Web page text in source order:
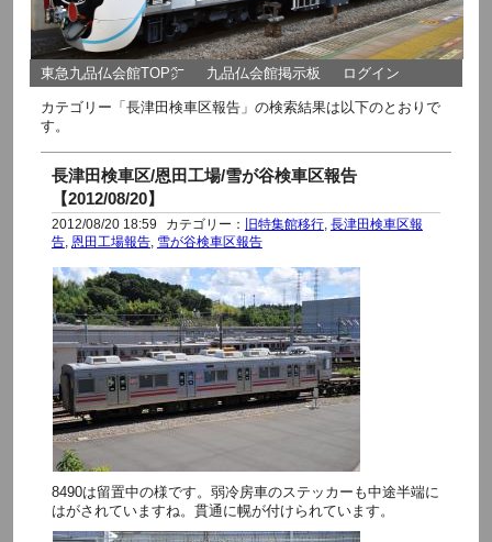
東急九品仏会館TOP㌻ 九品仏会館掲示板 ログイン
カテゴリー「長津田検車区報告」の検索結果は以下のとおりで
す。
長津田検車区/恩田工場/雪が谷検車区報告
【2012/08/20】
2012/08/20 18:59 カテゴリー： 旧特集館移行, 長津田検車区報
告, 恩田工場報告, 雪が谷検車区報告
8490は留置中の様です。弱冷房車のステッカーも中途半端に
はがされていますね。貫通に幌が付けられています。